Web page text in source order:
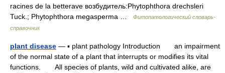
racines de la betterave возбудитель:Phytophthora drechsleri
Tuck.; Phytophthora megasperma …
Фитопатологический словарь-
справочник
plant disease — ▪ plant pathology Introduction an impairment
of the normal state of a plant that interrupts or modifies its vital
functions. All species of plants, wild and cultivated alike, are